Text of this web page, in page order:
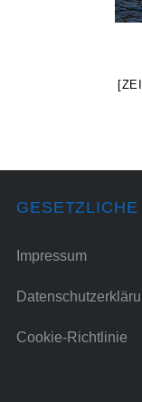
GESETZLICHE
Impressum
Cookie-Richtlinie